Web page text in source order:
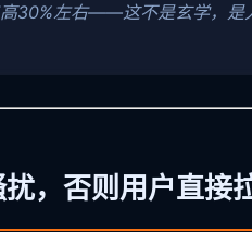
30%左右——这不是玄学，是
，否则用户直接